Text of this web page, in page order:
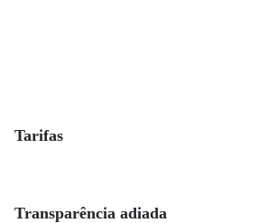
Tarifas
Transparência adiada